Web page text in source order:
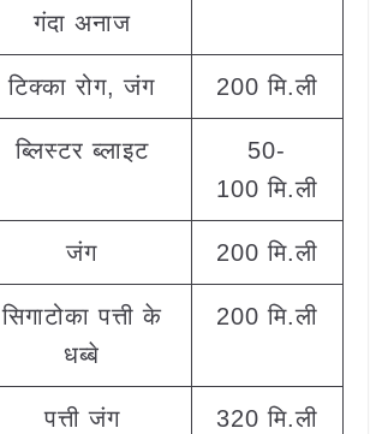
गंदा अनाज
टिक्का रोग, जंग 200 मि.ली
ब्लिस्टर ब्लाइट
50-
100 मि.ली
जंग 200 मि.ली
सिगाटोका पत्ती के
धब्बे
200 मि.ली
पत्ती जंग 320 मि.ली